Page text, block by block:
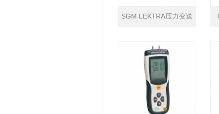
SGM LEKTRA压力变送